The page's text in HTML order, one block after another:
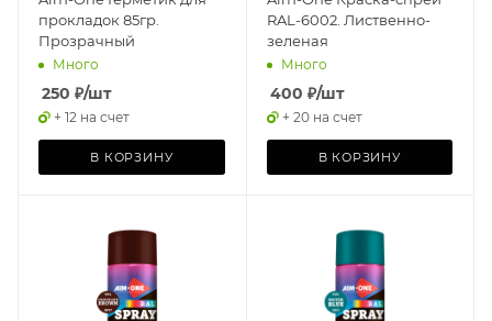
прокладок 85гр.
Прозрачный
Много
250 ₽/шт
+ 12 на счет
В КОРЗИНУ
RAL-6002. Лиственно-
зеленая
Много
400 ₽/шт
+ 20 на счет
В КОРЗИНУ